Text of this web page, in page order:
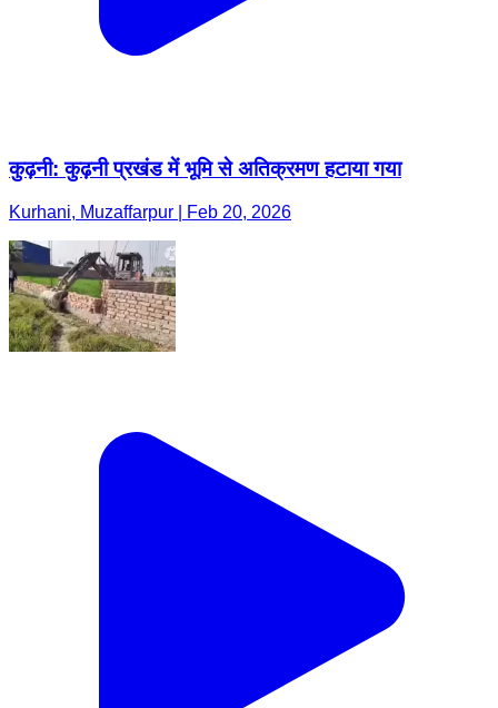
कुढ़नी: कुढ़नी प्रखंड में भूमि से अतिक्रमण हटाया गया
Kurhani, Muzaffarpur | Feb 20, 2026